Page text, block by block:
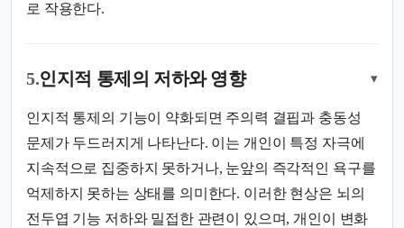
로 작용한다.
5.인지적 통제의 저하와 영향 ▾
인지적 통제의 기능이 약화되면 주의력 결핍과 충동성
문제가 두드러지게 나타난다. 이는 개인이 특정 자극에
지속적으로 집중하지 못하거나, 눈앞의 즉각적인 욕구를
억제하지 못하는 상태를 의미한다. 이러한 현상은 뇌의
전두엽 기능 저하와 밀접한 관련이 있으며, 개인이 변화